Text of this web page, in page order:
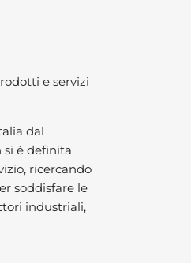
e servizi
dal
si è definita
ricercando
soddisfare le
industriali,